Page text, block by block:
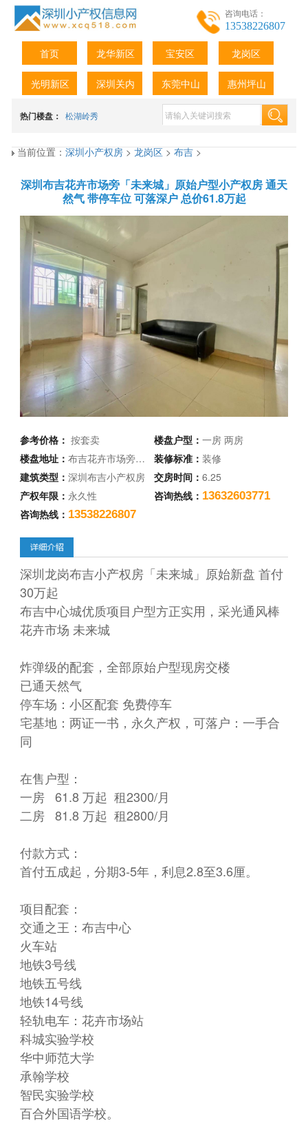
咨询电话：
13538226807
首页 龙华新区 宝安区 龙岗区
光明新区 深圳关内 东莞中山 惠州坪山
热门楼盘： 松湖岭秀
当前位置：深圳小产权房>龙岗区>布吉>
深圳布吉花卉市场旁「未来城」原始户型小产权房 通天
然气 带停车位 可落深户 总价61.8万起
参考价格：按套卖 楼盘户型： 一房 两房
楼盘地址：布吉花卉市场旁… 装修标准： 装修
建筑类型：深圳布吉小产权房 交房时间： 6.25
产权年限： 永久性 咨询热线： 13632603771
咨询热线： 13538226807
深圳龙岗布吉小产权房「未来城」原始新盘 首付
30万起
布吉中心城优质项目户型方正实用，采光通风棒
花卉市场 未来城
炸弹级的配套，全部原始户型现房交楼
已通天然气
停车场：小区配套 免费停车
宅基地：两证一书，永久产权，可落户：一手合
同
在售户型：
一房 61.8 万起 租2300/月
二房 81.8 万起 租2800/月
付款方式：
首付五成起，分期3-5年，利息2.8至3.6厘。
项目配套：
交通之王：布吉中心
火车站
地铁3号线
地铁五号线
地铁14号线
轻轨电车：花卉市场站
科城实验学校
华中师范大学
承翰学校
智民实验学校
百合外国语学校。